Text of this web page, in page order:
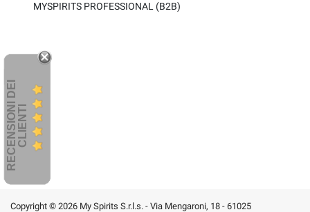
MYSPIRITS PROFESSIONAL (B2B)
R
E
C
E
N
S
I
ON
I
D
E
I
C
L
I
E
N
TI
Copyright © 2026 My Spirits S.r.l.s. - Via Mengaroni, 18 - 61025